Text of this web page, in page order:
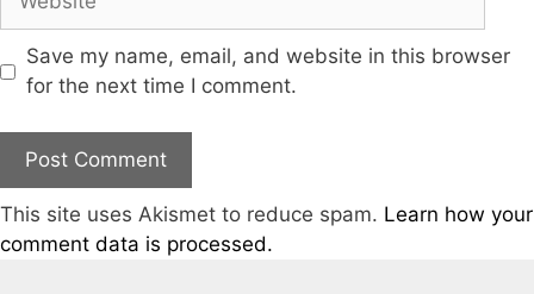
Save my name, email, and website in this browser
for the next time I comment.
This site uses Akismet to reduce spam. Learn how your
comment data is processed.